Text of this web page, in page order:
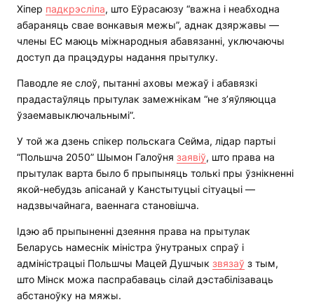
Хіпер падкрэсліла, што Еўрасаюзу “важна і неабходна
абараняць свае вонкавыя межы”, аднак дзяржавы —
члены ЕС маюць міжнародныя абавязанні, уключаючы
доступ да працэдуры надання прытулку.
Паводле яе слоў, пытанні аховы межаў і абавязкі
прадастаўляць прытулак замежнікам “не з’яўляюцца
ўзаемавыключальнымі”.
У той жа дзень спікер польскага Сейма, лідар партыі
“Польшча 2050” Шымон Галоўня заявіў, што права на
прытулак варта было б прыпыняць толькі пры ўзнікненні
якой-небудзь апісанай у Канстытуцыі сітуацыі —
надзвычайнага, ваеннага становішча.
Ідэю аб прыпыненні дзеяння права на прытулак
Беларусь намеснік міністра ўнутраных спраў і
адміністрацыі Польшчы Мацей Душчык звязаў з тым,
што Мінск можа паспрабаваць сілай дэстабілізаваць
абстаноўку на мяжы.